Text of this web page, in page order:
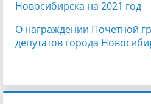
Новосибирска на 2021 год
О награждении Почетной
депутатов города